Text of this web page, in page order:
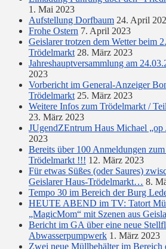
1. Mai 2023
Aufstellung Dorfbaum 24. April
Frohe Ostern 7. April 2023
Geislarer trotzen dem Wetter beim
Trödelmarkt 28. März 2023
Jahreshauptversammlung am
2023
Vorbericht im General-Anzeiger
Trödelmarkt 25. März 2023
Weitere Infos zum Trödelmarkt /
23. März 2023
JUgendZEntrum Haus Michael „op
2023
Bereits über 100 Anmeldungen
Trödelmarkt !!! 12. März 2023
Für etwas Süßes (oder Saures)
Geislarer Haus-Trödelmarkt… 8.
Tempo 30 im Bereich der Burg
HEUTE ABEND im TV: Tatort
„MagicMom“ mit Szenen aus
Bericht im GA über eine neue
Abwasserpumpwerk 1. März 2023
Zwei neue Müllbehälter im Bereich